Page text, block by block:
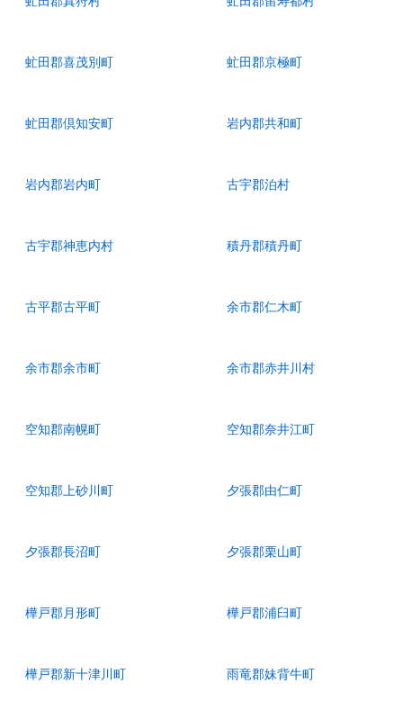
虻田郡喜茂別町 虻田郡京極町
虻田郡倶知安町 岩内郡共和町
岩内郡岩内町 古宇郡泊村
古宇郡神恵内村 積丹郡積丹町
古平郡古平町 余市郡仁木町
余市郡余市町 余市郡赤井川村
空知郡南幌町 空知郡奈井江町
空知郡上砂川町 夕張郡由仁町
夕張郡長沼町 夕張郡栗山町
樺戸郡月形町 樺戸郡浦臼町
樺戸郡新十津川町 雨竜郡妹背牛町